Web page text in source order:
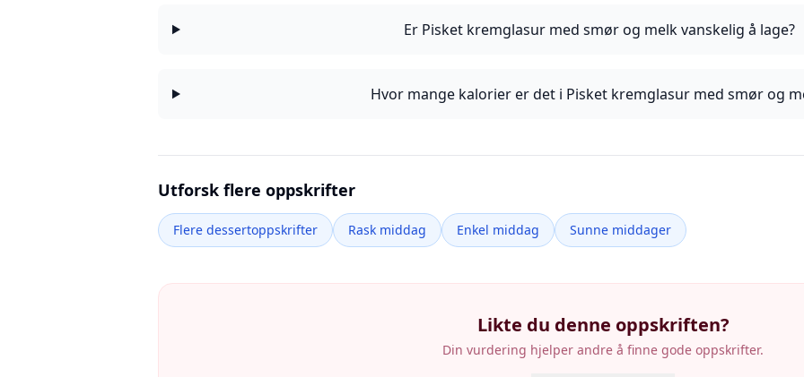
Er Pisket kremglasur med smør og melk vanskelig å lage?
Hvor mange kalorier er det i Pisket kremglasur med smør og
Utforsk flere oppskrifter
Flere dessertoppskrifter Rask middag Enkel middag Sunne middager
Likte du denne oppskriften?
Din vurdering hjelper andre å finne gode oppskrifter.